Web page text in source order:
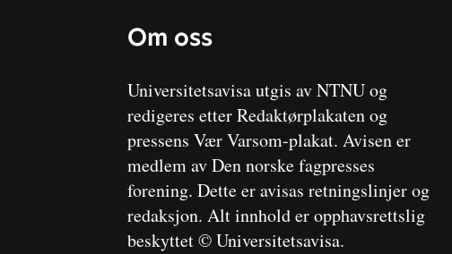
Om oss
Universitetsavisa utgis av NTNU og
redigeres etter Redaktørplakaten og
pressens Vær Varsom-plakat. Avisen er
medlem av Den norske fagpresses
forening. Dette er avisas retningslinjer og
redaksjon. Alt innhold er opphavsrettslig
beskyttet © Universitetsavisa.